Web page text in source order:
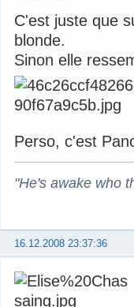
C'est juste que
blonde.
Sinon elle
Perso, c'est
"He's awake who
16.12.2008 23:37:36